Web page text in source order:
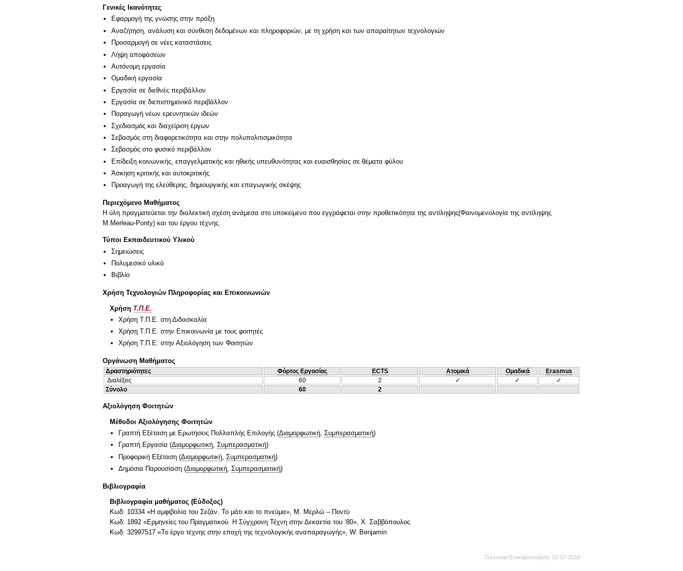
Γενικές Ικανότητες
Εφαρμογή της γνώσης στην πράξη
Αναζήτηση, ανάλυση και σύνθεση δεδομένων και πληροφοριών, με τη χρήση και των απαραίτητων τεχνολογιών
Προσαρμογή σε νέες καταστάσεις
Λήψη αποφάσεων
Αυτόνομη εργασία
Ομαδική εργασία
Εργασία σε διεθνές περιβάλλον
Εργασία σε διεπιστημονικό περιβάλλον
Παραγωγή νέων ερευνητικών ιδεών
Σχεδιασμός και διαχείριση έργων
Σεβασμός στη διαφορετικότητα και στην πολυπολιτισμικότητα
Σεβασμός στο φυσικό περιβάλλον
Επίδειξη κοινωνικής, επαγγελματικής και ηθικής υπευθυνότητας και ευαισθησίας σε θέματα φύλου
Άσκηση κριτικής και αυτοκριτικής
Προαγωγή της ελεύθερης, δημιουργικής και επαγωγικής σκέψης
Περιεχόμενο Μαθήματος
Η ύλη πραγματεύεται την διαλεκτική σχέση ανάμεσα στο υποκείμενο που εγγράφεται στην προθετικότητα της αντίληψης(Φαινομενολογία της αντίληψης
M.Merleau-Ponty) και του έργου τέχνης.
Τύποι Εκπαιδευτικού Υλικού
Σημειώσεις
Πολυμεσικό υλικό
Βιβλίο
Χρήση Τεχνολογιών Πληροφορίας και Επικοινωνιών
Χρήση Τ.Π.Ε.
Χρήση Τ.Π.Ε. στη Διδασκαλία
Χρήση Τ.Π.Ε. στην Επικοινωνία με τους φοιτητές
Χρήση Τ.Π.Ε. στην Αξιολόγηση των Φοιτητών
Οργάνωση Μαθήματος
Δραστηριότητες Φόρτος Εργασίας ECTS Ατομικά Ομαδικά
Erasmus
Διαλέξεις
60 2 ✓ ✓
✓
Σύνολο
60 2
Αξιολόγηση Φοιτητών
Μέθοδοι Αξιολόγησης Φοιτητών
Γραπτή Εξέταση με Ερωτήσεις Πολλαπλής Επιλογής (Διαμορφωτική Συμπερασματική)
Γραπτή Εργασία (Διαμορφωτική, Συμπερασματική)
Προφορική Εξέταση (Διαμορφωτική Συμπερασματική)
Δημόσια Παρουσίαση (Διαμορφωτική, Συμπερασματική)
Βιβλιογραφία
Βιβλιογραφία μαθήματος (Εύδοξος)
Κωδ: 10334 «Η αμφιβολία του Σεζάν. Το μάτι και το πνεύμα», Μ. Μερλώ – Ποντύ
Κωδ: 1892 «Ερμηνείες του Πραγματικού. Η Σύγχρονη Τέχνη στην Δεκαετία του ‘80», X. Σαββόπουλος
Κωδ: 32997517 «Το έργο τέχνης στην εποχή της τεχνολογικής αναπαραγωγής», W. Benjamin
Τελευταία Επικαιροποίηση 02-07-2018